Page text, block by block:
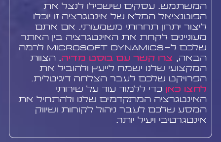
המשתמש. עסקים שישכילו לנצל את
הפוטנציאל המלא של אינטגרציה זו יוכלו
ליצור יתרון תחרותי משמעותי. אם אתם
מעוניינים לקחת את האינטגרציה בין האתר
שלכם ל-Microsoft Dynamics לרמה
הבאה, צרו קשר עם בוסט מדיה. הצוות
המקצועי שלנו ישמח לייעץ ולהוביל את
הפרויקט שלכם לעבר הצלחה דיגיטלית.
לחצו כאן כדי ללמוד עוד על שירותי
האינטגרציה המתקדמים שלנו ולהתחיל את
המסע שלכם לעבר ניהול לקוחות ושיווק
אינטגרטיבי ויעיל יותר.